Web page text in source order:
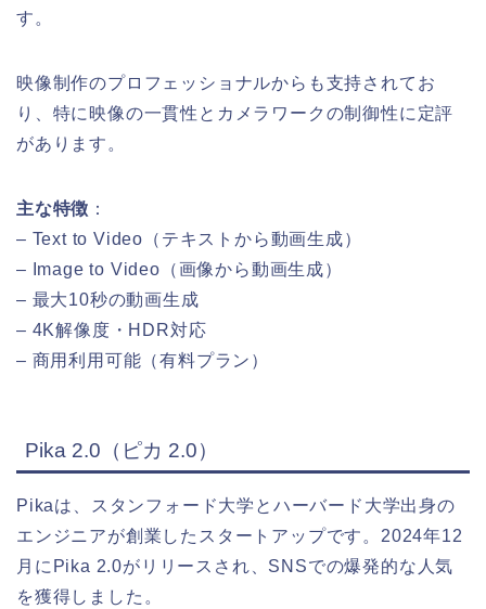
す。
映像制作のプロフェッショナルからも支持されてお
り、特に映像の一貫性とカメラワークの制御性に定評
があります。
主な特徴 ：
– Text to Video（テキストから動画生成）
– Image to Video（画像から動画生成）
– 最大10秒の動画生成
– 4K解像度・HDR対応
– 商用利用可能（有料プラン）
Pika 2.0（ピカ 2.0）
Pikaは、スタンフォード大学とハーバード大学出身の
エンジニアが創業したスタートアップです。2024年12
月にPika 2.0がリリースされ、SNSでの爆発的な人気
を獲得しました。